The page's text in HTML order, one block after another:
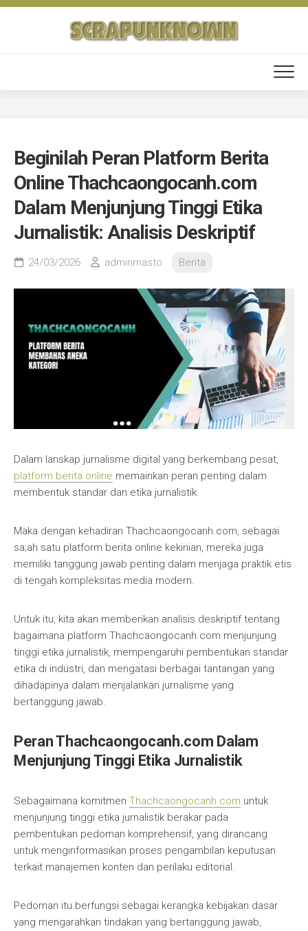
Skip
Beginilah Peran Platform Berita
Online Thachcaongocanh.com
Dalam Menjunjung Tinggi Etika
Jurnalistik: Analisis Deskriptif
24/03/2026 adminmasto Berita
Dalam lanskap jurnalisme digital yang berkembang pesat,
platform berita online memainkan peran penting dalam
membentuk standar dan etika jurnalistik.
Maka dengan kehadiran Thachcaongocanh.com, sebagai
sa;ah satu platform berita online kekinian, mereka juga
memiliki tanggung jawab penting dalam menjaga praktik etis
di tengah kompleksitas media modern.
Untuk itu, kita akan memberikan analisis deskriptif tentang
bagaimana platform Thachcaongocanh.com menjunjung
tinggi etika jurnalistik, mempengaruhi pembentukan standar
etika di industri, dan mengatasi berbagai tantangan yang
dihadapinya dalam menjalankan jurnalisme yang
bertanggung jawab.
Peran Thachcaongocanh.com Dalam
Menjunjung Tinggi Etika Jurnalistik
Sebagaimana komitmen Thachcaongocanh.com untuk
menjunjung tinggi etika jurnalistik berakar pada
pembentukan pedoman komprehensif, yang dirancang
untuk menginformasikan proses pengambilan keputusan
terkait manajemen konten dan perilaku editorial.
Pedoman itu berfungsi sebagai kerangka kebijakan dasar
yang mengarahkan tindakan yang bertanggung jawab,